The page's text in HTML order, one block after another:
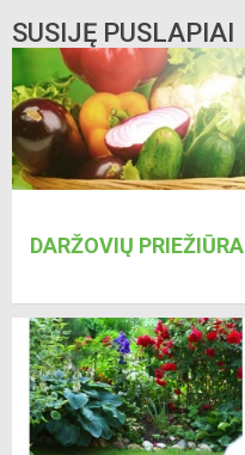
SUSIJĘ PUSLAPIAI
DARŽOVIŲ PRIEŽIŪRA